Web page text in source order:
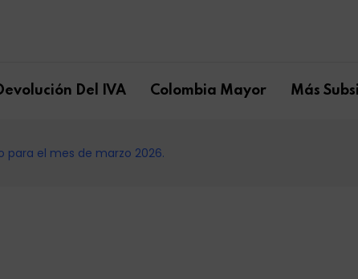
Del IVA Colombia Mayor Más
para el mes de marzo 2026.